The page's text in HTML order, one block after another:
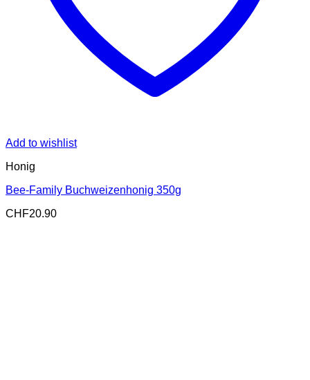
Add to wishlist
Honig
Bee-Family Buchweizenhonig 350g
CHF20.90